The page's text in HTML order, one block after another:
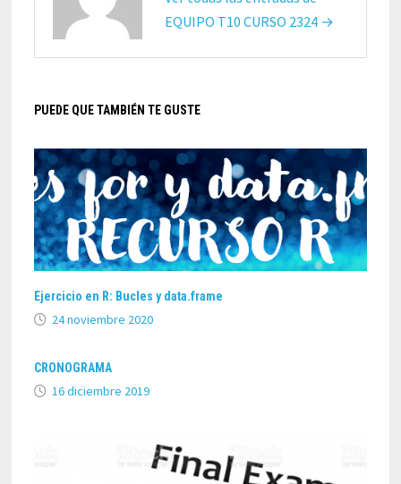
EQUIPO T10 CURSO 2324 →
PUEDE QUE TAMBIÉN TE GUSTE
Ejercicio en R: Bucles y data.frame
24 noviembre 2020
CRONOGRAMA
16 diciembre 2019